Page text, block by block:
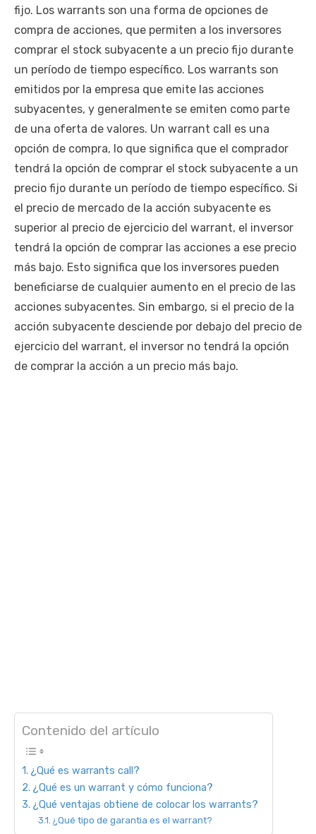
fijo. Los warrants son una forma de opciones de
compra de acciones, que permiten a los inversores
comprar el stock subyacente a un precio fijo durante
un período de tiempo específico. Los warrants son
emitidos por la empresa que emite las acciones
subyacentes, y generalmente se emiten como parte
de una oferta de valores. Un warrant call es una
opción de compra, lo que significa que el comprador
tendrá la opción de comprar el stock subyacente a un
precio fijo durante un período de tiempo específico. Si
el precio de mercado de la acción subyacente es
superior al precio de ejercicio del warrant, el inversor
tendrá la opción de comprar las acciones a ese precio
más bajo. Esto significa que los inversores pueden
beneficiarse de cualquier aumento en el precio de las
acciones subyacentes. Sin embargo, si el precio de la
acción subyacente desciende por debajo del precio de
ejercicio del warrant, el inversor no tendrá la opción
de comprar la acción a un precio más bajo.
Contenido del artículo
¿Qué es warrants call?
¿Qué es un warrant y cómo funciona?
¿Qué ventajas obtiene de colocar los warrants?
¿Qué tipo de garantia es el warrant?